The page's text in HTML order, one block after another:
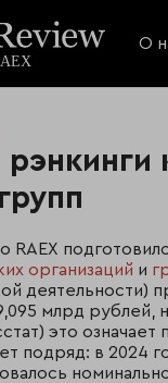
О
RAEX
организаций и
деятельности)
млрд рублей,
это
подряд: в 2024